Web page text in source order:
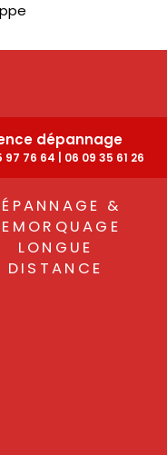
&
LONGUE
DISTANCE
dépannage
97 76 64 | 06 09 35 61 26